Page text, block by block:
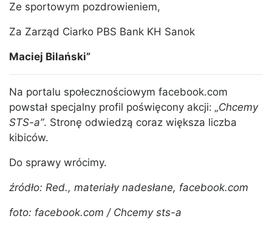
Ze sportowym pozdrowieniem,
Za Zarząd Ciarko PBS Bank KH Sanok
Maciej Bilański”
Na portalu społecznościowym facebook.com
powstał specjalny profil poświęcony akcji: „Chcemy
STS-a”. Stronę odwiedzą coraz większa liczba
kibiców.
Do sprawy wrócimy.
źródło: Red., materiały nadesłane, facebook.com
foto: facebook.com / Chcemy sts-a